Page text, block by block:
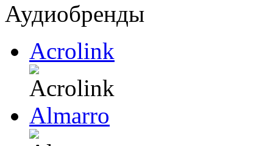
Аудиобренды
Acrolink
Almarro